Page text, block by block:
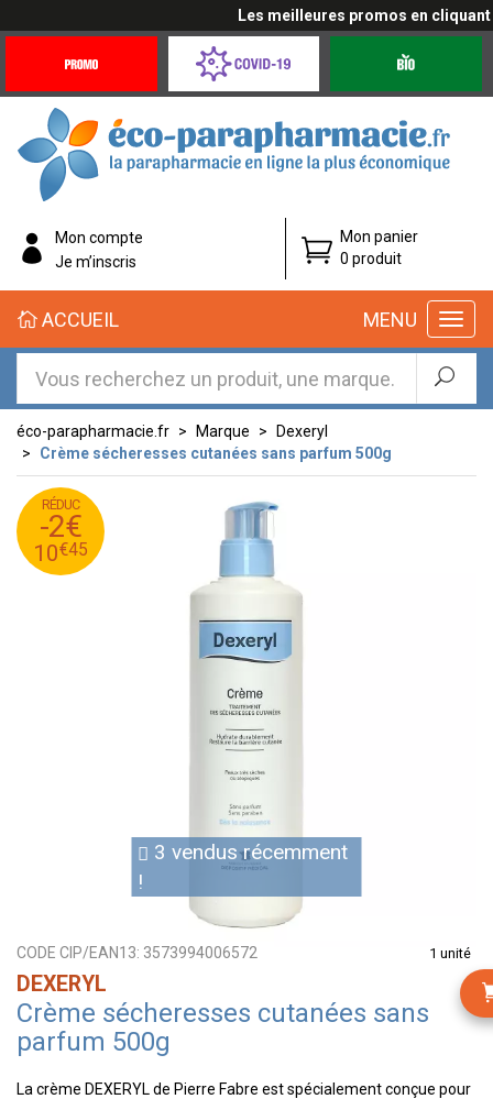
Les meilleures promos en cliquant
Offres
Coronavirus
éco-
parapharmacie.fr
éco-
parapharmacie.fr
Mon compte
Je m’inscris
Mon panier
0 produit
MENU
ACCUEIL
éco-parapharmacie.fr Marque
Dexeryl
Crème sécheresses cutanées sans parfum 500g
RÉDUC
-2€
10€45
12
€
45
10
€
45
CODE CIP/EAN13: 3573994006572 1 unité
3 vendus récemment
!
DEXERYL
Crème sécheresses cutanées sans
parfum 500g
La crème DEXERYL de Pierre Fabre est spécialement conçue pour